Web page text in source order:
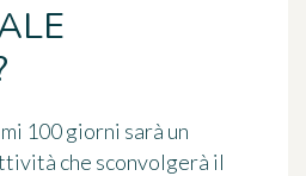
100 giorni sarà un
che sconvolgerà il